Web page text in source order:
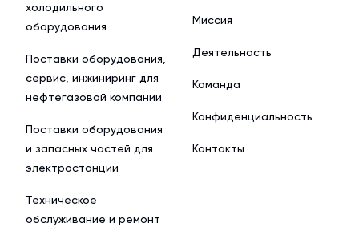
холодильного
оборудования
Поставки оборудования,
сервис, инжиниринг для
нефтегазовой компании
Поставки оборудования
и запасных частей для
электростанции
Техническое
обслуживание и ремонт
Миссия
Деятельность
Команда
Конфиденциальность
Контакты